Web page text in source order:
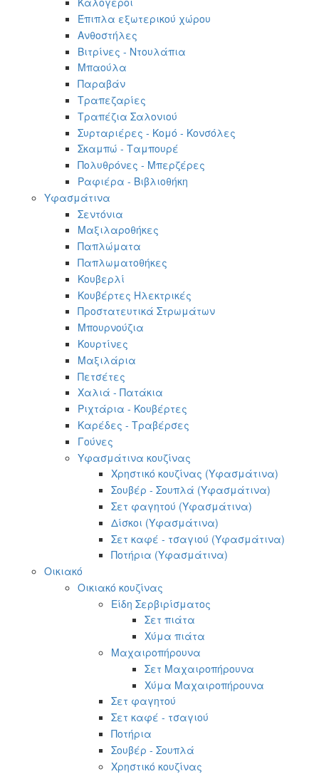
Έπιπλα εξωτερικού χώρου
Ανθοστήλες
Βιτρίνες - Ντουλάπια
Μπαούλα
Παραβάν
Τραπεζαρίες
Τραπέζια Σαλονιού
Συρταριέρες - Κομό - Κονσόλες
Σκαμπώ - Ταμπουρέ
Πολυθρόνες - Μπερζέρες
Ραφιέρα - Βιβλιοθήκη
Υφασμάτινα
Σεντόνια
Μαξιλαροθήκες
Παπλώματα
Παπλωματοθήκες
Κουβερλί
Κουβέρτες Ηλεκτρικές
Προστατευτικά Στρωμάτων
Μπουρνούζια
Κουρτίνες
Μαξιλάρια
Πετσέτες
Χαλιά - Πατάκια
Ριχτάρια - Κουβέρτες
Καρέδες - Τραβέρσες
Γούνες
Υφασμάτινα κουζίνας
Χρηστικό κουζίνας (Υφασμάτινα)
Σουβέρ - Σουπλά (Υφασμάτινα)
Σετ φαγητού (Υφασμάτινα)
Δίσκοι (Υφασμάτινα)
Σετ καφέ - τσαγιού (Υφασμάτινα)
Ποτήρια (Υφασμάτινα)
Οικιακό
Οικιακό κουζίνας
Είδη Σερβιρίσματος
Σετ πιάτα
Χύμα πιάτα
Μαχαιροπήρουνα
Σετ Μαχαιροπήρουνα
Χύμα Μαχαιροπήρουνα
Σετ φαγητού
Σετ καφέ - τσαγιού
Ποτήρια
Σουβέρ - Σουπλά
Χρηστικό κουζίνας